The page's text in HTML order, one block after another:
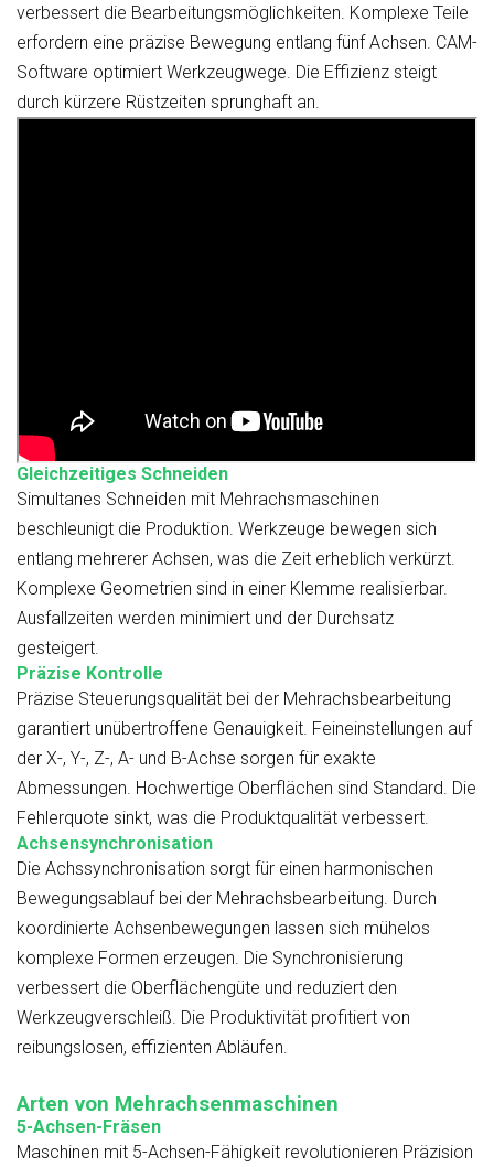
verbessert die Bearbeitungsmöglichkeiten. Komplexe Teile
erfordern eine präzise Bewegung entlang fünf Achsen. CAM-
Software optimiert Werkzeugwege. Die Effizienz steigt
durch kürzere Rüstzeiten sprunghaft an.
Gleichzeitiges Schneiden
Simultanes Schneiden mit Mehrachsmaschinen
beschleunigt die Produktion. Werkzeuge bewegen sich
entlang mehrerer Achsen, was die Zeit erheblich verkürzt.
Komplexe Geometrien sind in einer Klemme realisierbar.
Ausfallzeiten werden minimiert und der Durchsatz
gesteigert.
Präzise Kontrolle
Präzise Steuerungsqualität bei der Mehrachsbearbeitung
garantiert unübertroffene Genauigkeit. Feineinstellungen auf
der X-, Y-, Z-, A- und B-Achse sorgen für exakte
Abmessungen. Hochwertige Oberflächen sind Standard. Die
Fehlerquote sinkt, was die Produktqualität verbessert.
Achsensynchronisation
Die Achssynchronisation sorgt für einen harmonischen
Bewegungsablauf bei der Mehrachsbearbeitung. Durch
koordinierte Achsenbewegungen lassen sich mühelos
komplexe Formen erzeugen. Die Synchronisierung
verbessert die Oberflächengüte und reduziert den
Werkzeugverschleiß. Die Produktivität profitiert von
reibungslosen, effizienten Abläufen.
Arten von Mehrachsenmaschinen
5-Achsen-Fräsen
Maschinen mit 5-Achsen-Fähigkeit revolutionieren Präzision